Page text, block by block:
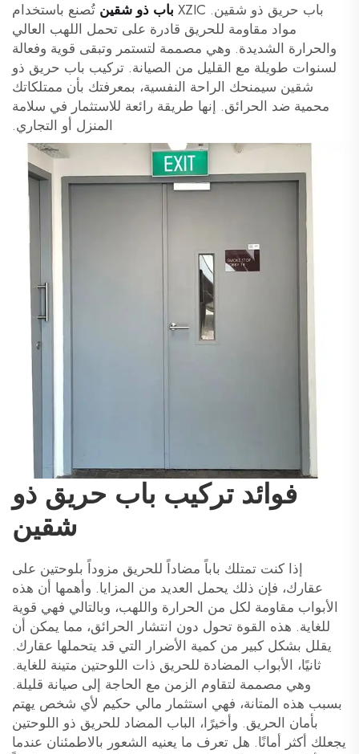
باب حريق ذو شقين. XZIC باب ذو شقين تُصنع باستخدام
مواد مقاومة للحريق قادرة على تحمل اللهب العالي
والحرارة الشديدة. وهي مصممة لتستمر وتبقى قوية وفعالة
لسنوات طويلة مع القليل من الصيانة. تركيب باب حريق ذو
شقين سيمنحك الراحة النفسية، بمعرفتك بأن ممتلكاتك
محمية ضد الحرائق. إنها طريقة رائعة للاستثمار في سلامة
المنزل أو التجاري.
فوائد تركيب باب حريق ذو
شقين
إذا كنت تمتلك باباً مضاداً للحريق مزوداً بلوحتين على
عقارك، فإن ذلك يحمل العديد من المزايا. وأهمها أن هذه
الأبواب مقاومة لكل من الحرارة واللهب، وبالتالي فهي قوية
للغاية. هذه القوة تحول دون انتشار الحرائق، مما يمكن أن
يقلل بشكل كبير من كمية الأضرار التي قد يتحملها عقارك.
ثانيًا، الأبواب المضادة للحريق ذات اللوحتين متينة للغاية.
وهي مصممة لتقاوم الزمن مع الحاجة إلى صيانة قليلة.
بسبب هذه المتانة، فهي استثمار مالي حكيم لأي شخص يهتم
بأمان الحريق. وأخيرًا، الباب المضاد للحريق ذو اللوحتين
يجعلك أكثر أمانًا. هل تعرف ما يعنيه الشعور بالاطمئنان عندما